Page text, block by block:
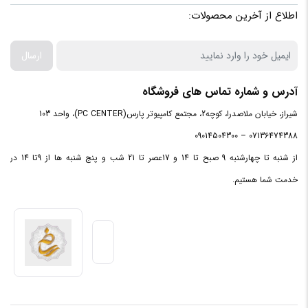
اطلاع از آخرین محصولات:
ارسال
آدرس و شماره تماس های فروشگاه
شیراز، خیابان ملاصدرا، کوچه2، مجتمع کامپیوتر پارس(PC CENTER)، واحد 103
07136474388 – 09014504300
از شنبه تا چهارشنبه 9 صبح تا 14 و 17عصر تا 21 شب و پنج شنبه ها از 9تا 14 در
خدمت شما هستیم.